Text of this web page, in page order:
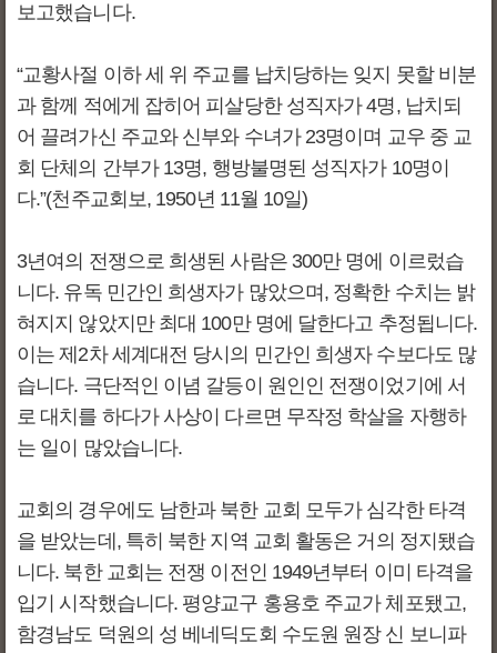
보고했습니다.
“교황사절 이하 세 위 주교를 납치당하는 잊지 못할 비분
과 함께 적에게 잡히어 피살당한 성직자가 4명, 납치되
어 끌려가신 주교와 신부와 수녀가 23명이며 교우 중 교
회 단체의 간부가 13명, 행방불명된 성직자가 10명이
다.”(천주교회보, 1950년 11월 10일)
3년여의 전쟁으로 희생된 사람은 300만 명에 이르렀습
니다. 유독 민간인 희생자가 많았으며, 정확한 수치는 밝
혀지지 않았지만 최대 100만 명에 달한다고 추정됩니다.
이는 제2차 세계대전 당시의 민간인 희생자 수보다도 많
습니다. 극단적인 이념 갈등이 원인인 전쟁이었기에 서
로 대치를 하다가 사상이 다르면 무작정 학살을 자행하
는 일이 많았습니다.
교회의 경우에도 남한과 북한 교회 모두가 심각한 타격
을 받았는데, 특히 북한 지역 교회 활동은 거의 정지됐습
니다. 북한 교회는 전쟁 이전인 1949년부터 이미 타격을
입기 시작했습니다. 평양교구 홍용호 주교가 체포됐고,
함경남도 덕원의 성 베네딕도회 수도원 원장 신 보니파